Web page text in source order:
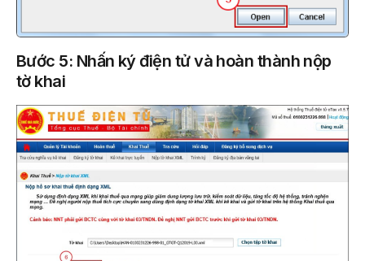
Bước 5: Nhấn ký điện tử và hoàn thành nộp
tờ khai